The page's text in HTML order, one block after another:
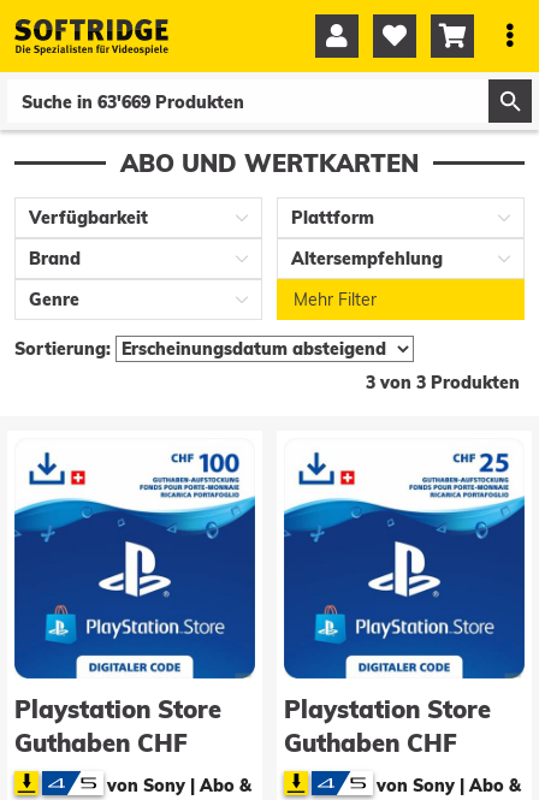
   
ABO UND WERTKARTEN
Verfügbarkeit
Plattform
Brand
Altersempfehlung
Genre
Mehr Filter
Sortierung:
3 von 3 Produkten
Playstation Store
Guthaben CHF
100.00
von Sony | Abo &
Playstation Store
Guthaben CHF
25.00
von Sony | Abo &